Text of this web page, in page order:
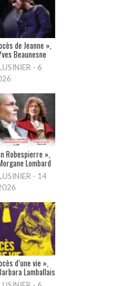
de Jeanne »,
Beaunesne
- 6
Robespierre »,
Lombard
- 14
d’une vie »,
Lamballais